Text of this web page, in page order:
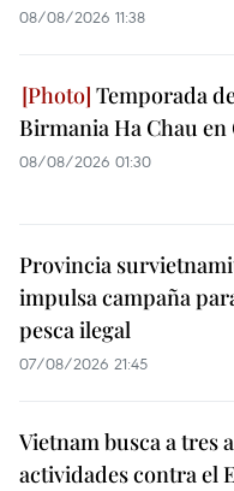
08/08/2026 11:38
Temporada
Birmania Ha Chau en
08/08/2026 01:30
Provincia
impulsa campaña
pesca ilegal
07/08/2026 21:45
Vietnam busca a tres
actividades contra el